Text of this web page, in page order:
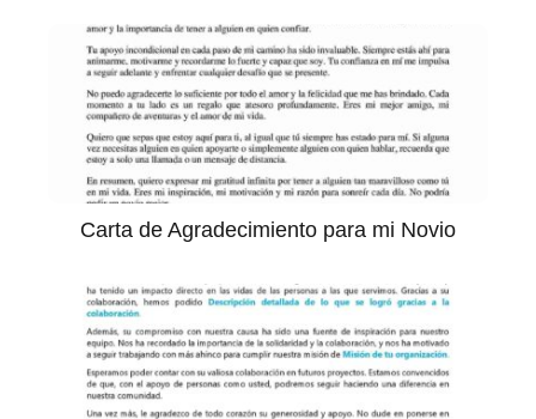
Carta de Agradecimiento para mi Novio